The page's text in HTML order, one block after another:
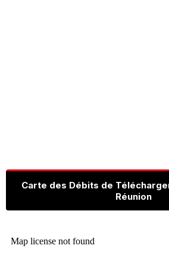
Carte des Débits de
Réunion